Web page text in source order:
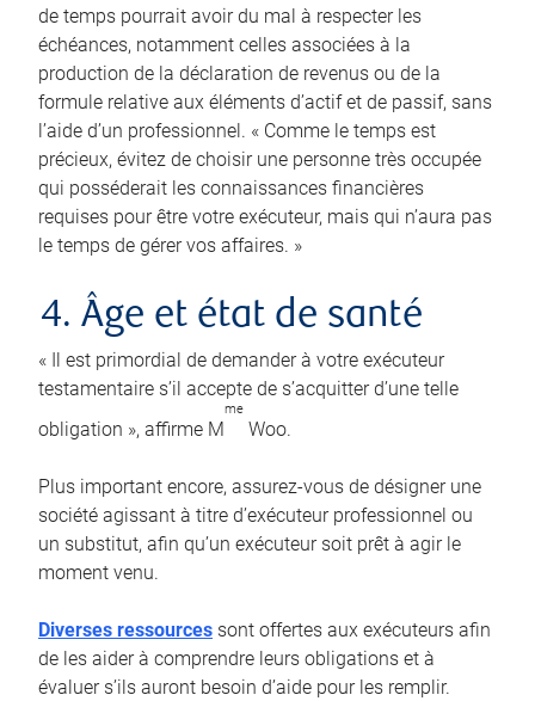
de temps pourrait avoir du mal à respecter les
échéances, notamment celles associées à la
production de la déclaration de revenus ou de la
formule relative aux éléments d’actif et de passif, sans
l’aide d’un professionnel. « Comme le temps est
précieux, évitez de choisir une personne très occupée
qui posséderait les connaissances financières
requises pour être votre exécuteur, mais qui n’aura pas
le temps de gérer vos affaires. »
4. Âge et état de santé
« Il est primordial de demander à votre exécuteur
testamentaire s’il accepte de s’acquitter d’une telle
obligation », affirme M
me
Woo.
Plus important encore, assurez-vous de désigner une
société agissant à titre d’exécuteur professionnel ou
un substitut, afin qu’un exécuteur soit prêt à agir le
moment venu.
Diverses ressources sont offertes aux exécuteurs afin
de les aider à comprendre leurs obligations et à
évaluer s’ils auront besoin d’aide pour les remplir.